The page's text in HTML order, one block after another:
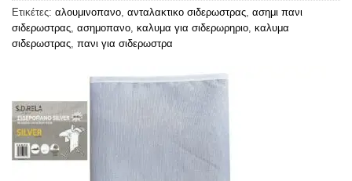
Ετικέτες: αλουμινοπανο ανταλακτικο σιδερωστρας ασημι πανι
σιδερωστρας ασημοπανο καλυμα για σιδερωρηριο καλυμα
σιδερωστρας πανι για σιδερωστρα